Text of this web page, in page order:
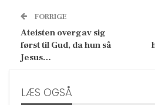
FORRIGE
Ateisten overgav sig
først til Gud, da hun så
Jesus…
LÆS OGSÅ